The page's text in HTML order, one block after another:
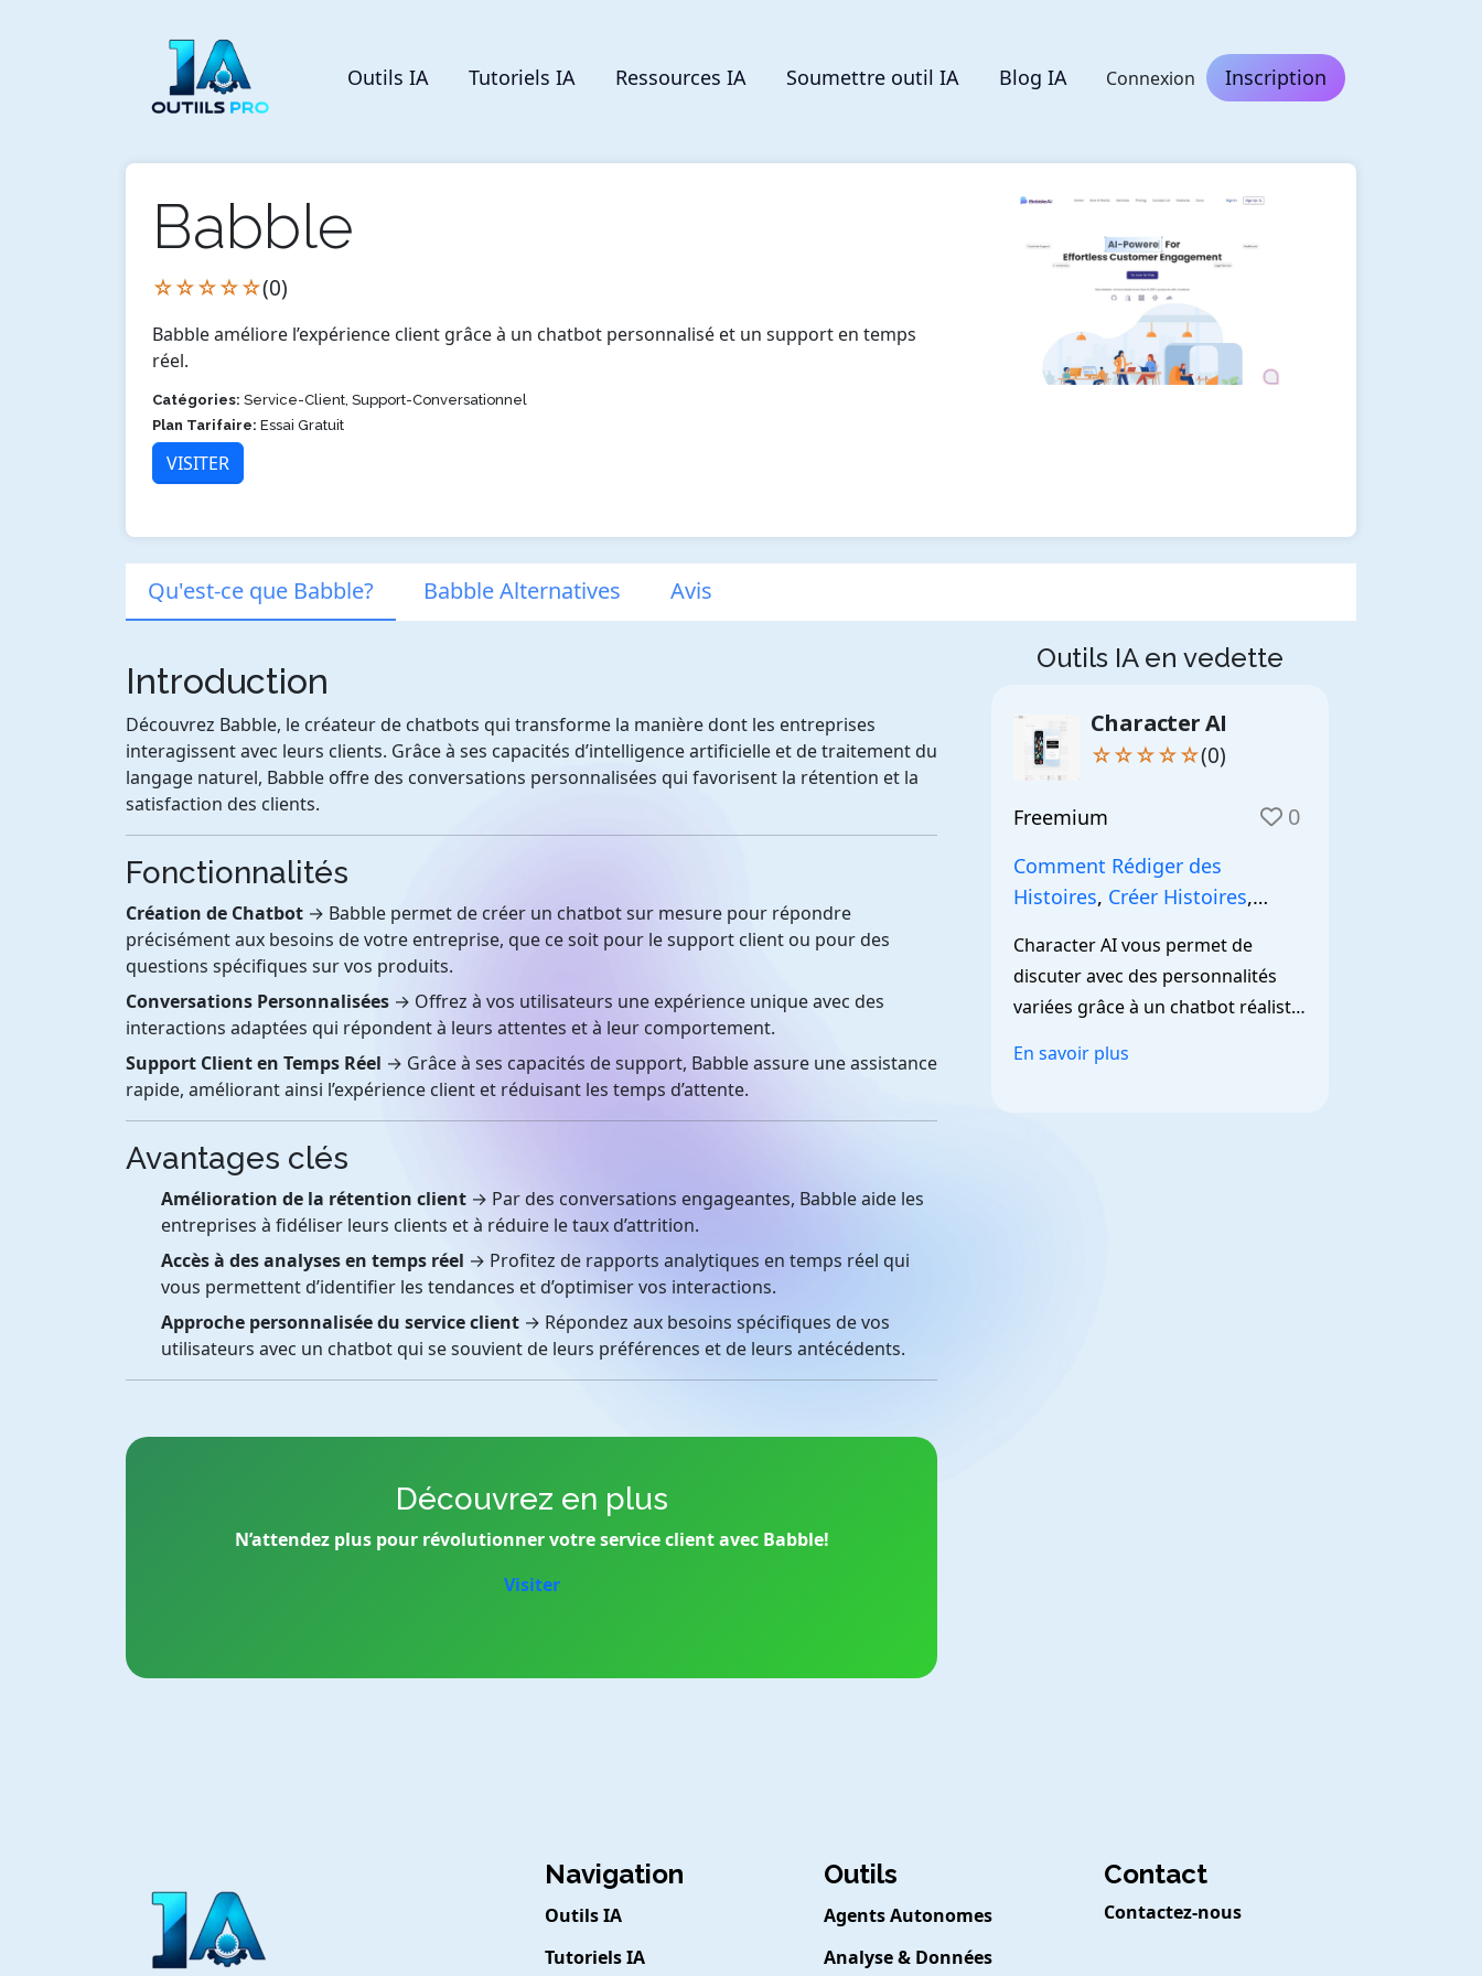
Outils IA Tutoriels IA Ressources IA Soumettre outil IA Blog IA Connexion Inscription
Babble
☆☆☆☆☆(0)
Babble améliore l’expérience client grâce à un chatbot personnalisé et un support en temps
réel.
Catégories: Service-Client, Support-Conversationnel
Plan Tarifaire: Essai Gratuit
VISITER
Qu'est-ce que Babble? Babble Alternatives Avis
Introduction
Découvrez Babble, le créateur de chatbots qui transforme la manière dont les entreprises
interagissent avec leurs clients. Grâce à ses capacités d’intelligence artificielle et de traitement du
langage naturel, Babble offre des conversations personnalisées qui favorisent la rétention et la
satisfaction des clients.
Fonctionnalités
Création de Chatbot → Babble permet de créer un chatbot sur mesure pour répondre
précisément aux besoins de votre entreprise, que ce soit pour le support client ou pour des
questions spécifiques sur vos produits.
Conversations Personnalisées → Offrez à vos utilisateurs une expérience unique avec des
interactions adaptées qui répondent à leurs attentes et à leur comportement.
Support Client en Temps Réel → Grâce à ses capacités de support, Babble assure une assistance
rapide, améliorant ainsi l’expérience client et réduisant les temps d’attente.
Avantages clés
Amélioration de la rétention client → Par des conversations engageantes, Babble aide les
entreprises à fidéliser leurs clients et à réduire le taux d’attrition.
Accès à des analyses en temps réel → Profitez de rapports analytiques en temps réel qui
vous permettent d’identifier les tendances et d’optimiser vos interactions.
Approche personnalisée du service client → Répondez aux besoins spécifiques de vos
utilisateurs avec un chatbot qui se souvient de leurs préférences et de leurs antécédents.
Découvrez en plus
N’attendez plus pour révolutionner votre service client avec Babble!
Visiter
Outils IA en vedette
Character AI
☆☆☆☆☆(0)
Freemium 0
Comment Rédiger des
Histoires, Créer Histoires,
Character AI vous permet de
discuter avec des personnalités
variées grâce à un chatbot réaliste
En savoir plus
Navigation
Outils IA
Tutoriels IA
Outils
Agents Autonomes
Analyse & Données
Contact
Contactez-nous